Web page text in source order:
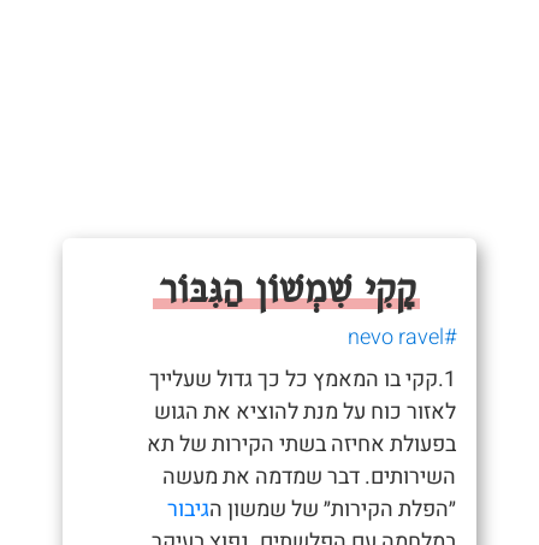
קָקִי שִׁמְשׁוֹן הַגִּבּוֹר
#nevo ravel
1.קקי בו המאמץ כל כך גדול שעלייך
לאזור כוח על מנת להוציא את הגוש
בפעולת אחיזה בשתי הקירות של תא
השירותים. דבר שמדמה את מעשה
״הפלת הקירות״ של שמשון הגיבור